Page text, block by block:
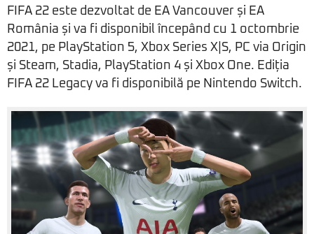
FIFA 22 este dezvoltat de EA Vancouver și EA
România și va fi disponibil începând cu 1 octombrie
2021, pe PlayStation 5, Xbox Series X|S, PC via Origin
și Steam, Stadia, PlayStation 4 și Xbox One. Ediția
FIFA 22 Legacy va fi disponibilă pe Nintendo Switch.